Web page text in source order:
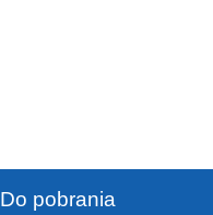
Do pobrania